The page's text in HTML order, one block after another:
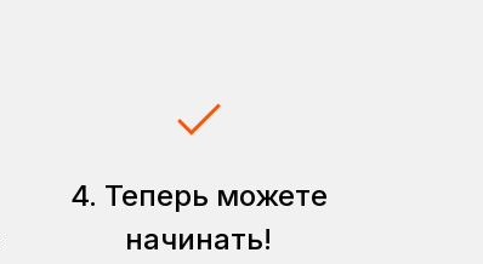
4. Теперь можете
начинать!